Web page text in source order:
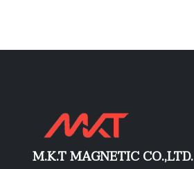
M.K.T MAGNETIC CO.,LTD.